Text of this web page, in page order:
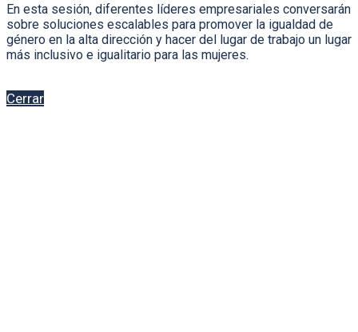
En esta sesión, diferentes líderes empresariales conversarán
sobre soluciones escalables para promover la igualdad de
género en la alta dirección y hacer del lugar de trabajo un lugar
más inclusivo e igualitario para las mujeres.
Cerrar